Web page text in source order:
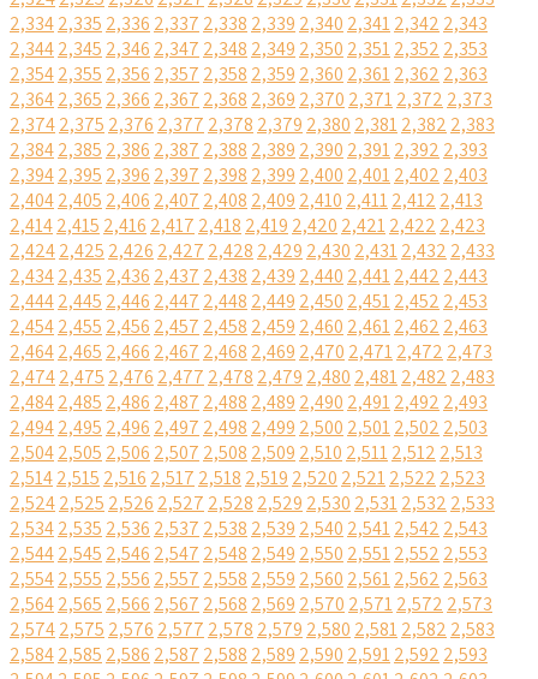
2,3342,335 2,336 2,337 2,338 2,339 2,340 2,3412,342 2,343
2,3442,345 2,346 2,347 2,348 2,349 2,350 2,3512,352 2,353
2,3542,355 2,356 2,357 2,358 2,359 2,360 2,3612,362 2,363
2,3642,365 2,366 2,367 2,368 2,369 2,370 2,3712,372 2,373
2,3742,375 2,376 2,377 2,378 2,379 2,380 2,3812,382 2,383
2,3842,385 2,386 2,387 2,388 2,389 2,390 2,3912,392 2,393
2,3942,395 2,396 2,397 2,398 2,399 2,400 2,4012,402 2,403
2,4042,405 2,406 2,407 2,408 2,409 2,410 2,4112,412 2,413
2,4142,415 2,416 2,417 2,418 2,419 2,420 2,4212,422 2,423
2,4242,425 2,426 2,427 2,428 2,429 2,430 2,4312,432 2,433
2,4342,435 2,436 2,437 2,438 2,439 2,440 2,4412,442 2,443
2,4442,445 2,446 2,447 2,448 2,449 2,450 2,4512,452 2,453
2,4542,455 2,456 2,457 2,458 2,459 2,460 2,4612,462 2,463
2,4642,465 2,466 2,467 2,468 2,469 2,470 2,4712,472 2,473
2,4742,475 2,476 2,477 2,478 2,479 2,480 2,4812,482 2,483
2,4842,485 2,486 2,487 2,488 2,489 2,490 2,4912,492 2,493
2,4942,495 2,496 2,497 2,498 2,499 2,500 2,5012,502 2,503
2,5042,505 2,506 2,507 2,508 2,509 2,510 2,5112,512 2,513
2,5142,515 2,516 2,517 2,518 2,519 2,520 2,5212,522 2,523
2,5242,525 2,526 2,527 2,528 2,529 2,530 2,5312,532 2,533
2,5342,535 2,536 2,537 2,538 2,539 2,540 2,5412,542 2,543
2,5442,545 2,546 2,547 2,548 2,549 2,550 2,5512,552 2,553
2,5542,555 2,556 2,557 2,558 2,559 2,560 2,5612,562 2,563
2,5642,565 2,566 2,567 2,568 2,569 2,570 2,5712,572 2,573
2,5742,575 2,576 2,577 2,578 2,579 2,580 2,5812,582 2,583
2,5842,585 2,586 2,587 2,588 2,589 2,590 2,5912,592 2,593